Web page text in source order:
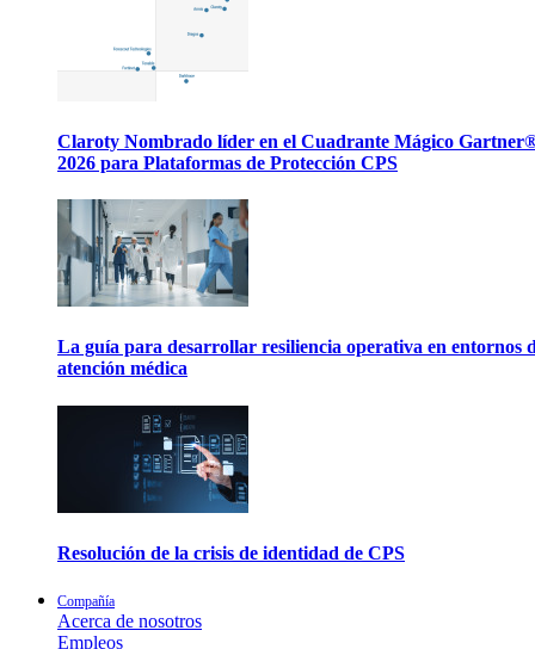
Claroty Nombrado líder en el Cuadrante Mágico
2026 para Plataformas de Protección CPS
La guía para desarrollar resiliencia operativa en entornos
atención médica
Resolución de la crisis de identidad de CPS
Compañía
Acerca de nosotros
Empleos